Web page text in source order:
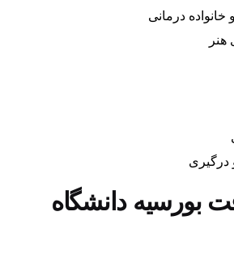
خانواده درمانی
درگیری
بورسیه دانشگاه